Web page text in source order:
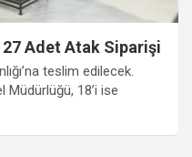
Adet Atak Siparişi
teslim edilecek.
Müdürlüğü, 18’i ise